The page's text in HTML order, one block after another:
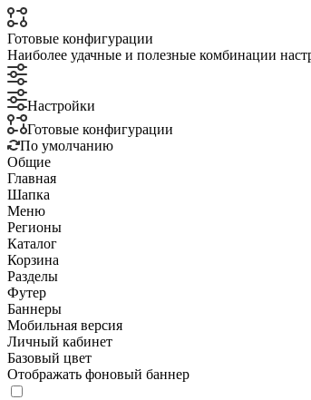
Готовые конфигурации
Наиболее удачные и полезные комбинации
Настройки
Готовые конфигурации
По умолчанию
Общие
Главная
Шапка
Меню
Регионы
Каталог
Корзина
Разделы
Футер
Баннеры
Мобильная версия
Личный кабинет
Базовый цвет
Отображать фоновый баннер